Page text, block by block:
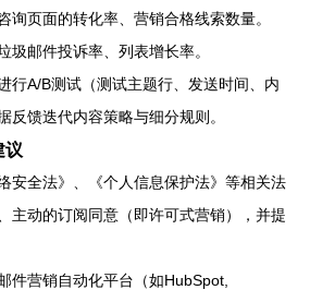
询页面的转化率、营销合格线索数量。
圾邮件投诉率、列表增长率。
行A/B测试（测试主题行、发送时间、内
反馈迭代内容策略与细分规则。
议
安全法》、《个人信息保护法》等相关法
主动的订阅同意（即许可式营销），并提
件营销自动化平台（如HubSpot,